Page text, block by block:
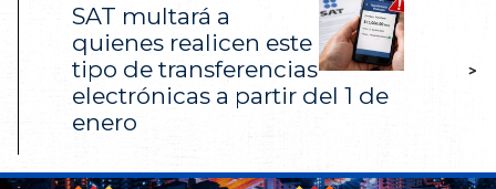
SAT multará a
quienes realicen este
tipo de transferencias
electrónicas a partir del 1 de
enero
>